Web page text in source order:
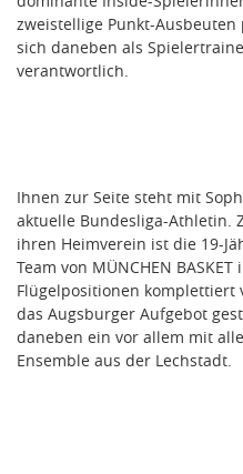
zweistellige Punkt-
sich daneben als
verantwortlich.
Ihnen zur Seite steht mit
aktuelle Bundesliga-Athletin.
ihren Heimverein ist die 19-
Team von MÜNCHEN
Flügelpositionen komplettiert
das Augsburger Aufgebot
daneben ein vor allem mit
Ensemble aus der Lechstadt.